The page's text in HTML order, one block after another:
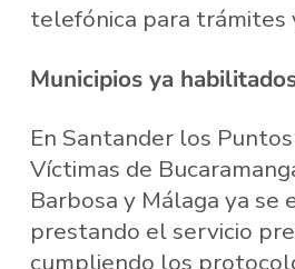
telefónica para trámites
Municipios ya
En Santander los
Víctimas de
Barbosa y Málaga ya se
prestando el servicio